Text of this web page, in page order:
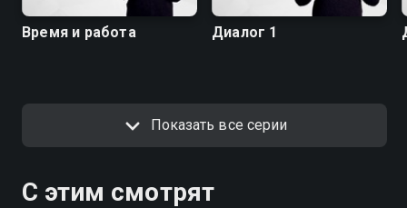
Время и работа Диалог 1
Показать все серии
С этим смотрят